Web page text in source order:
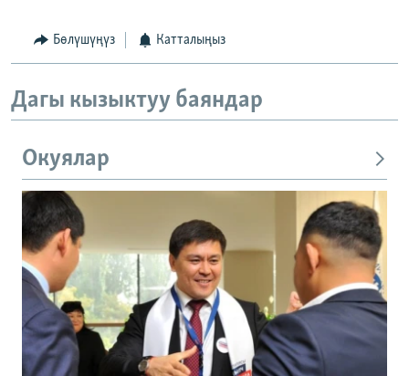
Бөлүшүңүз Катталыңыз
Дагы кызыктуу баяндар
Окуялар